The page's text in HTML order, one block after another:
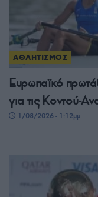
ΑΘΛΗΤΙΣΜΟΣ
Ευρωπαϊκό
για τις Κοντού-
1/08/2026 - 1:12μμ